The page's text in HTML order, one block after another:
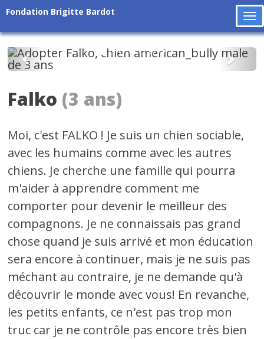
Fondation Brigitte Bardot
Précédent
Falko (3 ans)
Moi, c'est FALKO ! Je suis un chien sociable,
avec les humains comme avec les autres
chiens. Je cherche une famille qui pourra
m'aider à apprendre comment me
comporter pour devenir le meilleur des
compagnons. Je ne connaissais pas grand
chose quand je suis arrivé et mon éducation
sera encore à continuer, mais je ne suis pas
méchant au contraire, je ne demande qu'à
découvrir le monde avec vous! En revanche,
les petits enfants, ce n'est pas trop mon
truc car je ne contrôle pas encore très bien